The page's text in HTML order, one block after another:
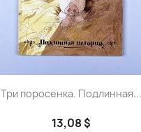
Просмотр
Три поросенка. Подлинная...
13,08 $